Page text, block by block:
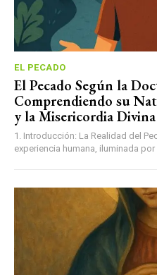
EL PECADO
El Pecado Según la
Comprendiendo su
y la Misericordia Divina
1. Introducción: La Realidad del
experiencia humana, iluminada por